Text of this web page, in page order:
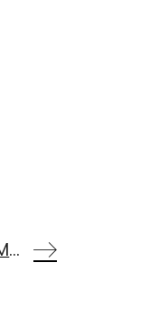
Münchner Geschichte(n) 4/2010: Schätze in der Alten Münze